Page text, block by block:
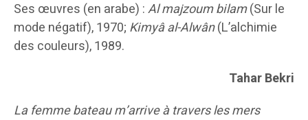
Ses œuvres (en arabe) :Al majzoum bilam(Sur le
mode négatif), 1970; Kimyâ al-Alwân(L’alchimie
des couleurs), 1989.
Tahar Bekri
La femme bateau m’arrive à travers les mers